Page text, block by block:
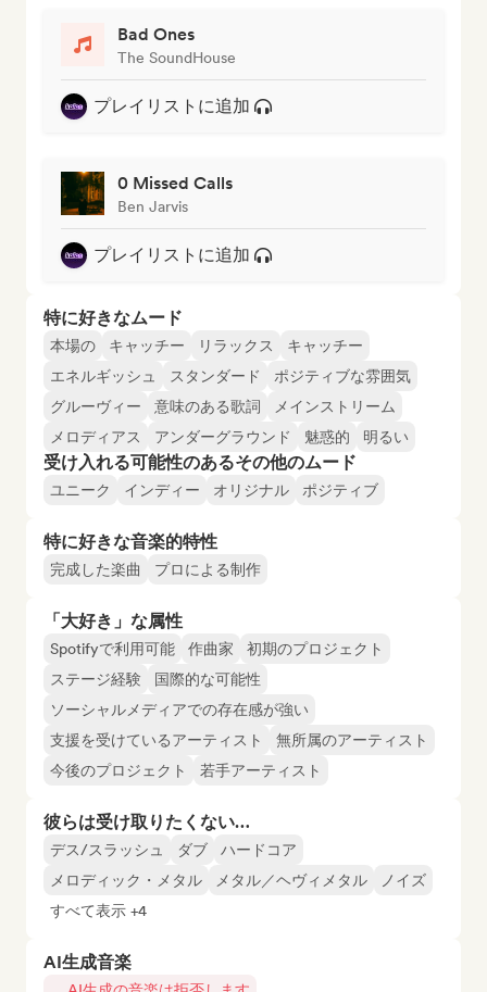
Bad Ones
The SoundHouse
プレイリストに追加
0 Missed Calls
Ben Jarvis
プレイリストに追加
特に好きなムード
本場の キャッチー リラックス
キャッチー
エネルギッシュ
スタンダード
ポジティブな雰囲気
グルーヴィー
意味のある歌詞
メインストリーム
メロディアス
アンダーグラウンド 魅惑的 明るい
受け入れる可能性のあるその他のムード
ユニーク インディー オリジナル ポジティブ
特に好きな音楽的特性
完成した楽曲 プロによる制作
「大好き」な属性
Spotifyで利用可能 作曲家
初期のプロジェクト
ステージ経験
国際的な可能性
ソーシャルメディアでの存在感が強い
支援を受けているアーティスト
無所属のアーティスト
今後のプロジェクト
若手アーティスト
彼らは受け取りたくない…
デス/スラッシュ ダブ
ハードコア
メロディック・メタル
メタル／ヘヴィメタル
ノイズ
すべて表示 +4
AI生成音楽